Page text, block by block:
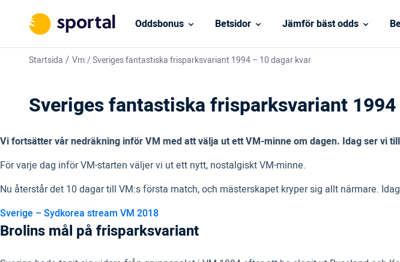
Oddsbonus Betsidor Jämför bäst odds
Startsida / Vm/Sveriges fantastiska frisparksvariant 1994 – 10 dagar kvar
Sveriges fantastiska frisparksvariant
Vi fortsätter vår nedräkning inför VM med att välja ut ett VM-minne om dagen. Idag ser vi
För varje dag inför VM-starten väljer vi ut ett nytt, nostalgiskt VM-minne.
Nu återstår det 10 dagar till VM:s första match, och mästerskapet kryper sig allt närmare.
Sverige – Sydkorea stream VM 2018
Brolins mål på frisparksvariant